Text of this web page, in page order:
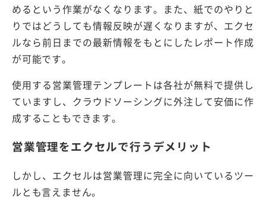
めるという作業がなくなります。また、紙でのやりと
りではどうしても情報反映が遅くなりますが、エクセ
ルなら前日までの最新情報をもとにしたレポート作成
が可能です。
使用する営業管理テンプレートは各社が無料で提供し
ていますし、クラウドソーシングに外注して安価に作
成することもできます。
営業管理をエクセルで行うデメリット
しかし、エクセルは営業管理に完全に向いているツー
ルとも言えません。